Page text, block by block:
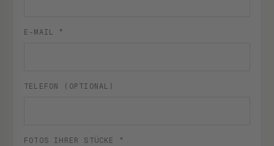
E-MAIL *
TELEFON (OPTIONAL)
FOTOS IHRER STÜCKE *